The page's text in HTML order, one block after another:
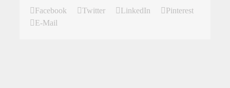
Facebook Twitter LinkedIn
Pinterest
E-Mail